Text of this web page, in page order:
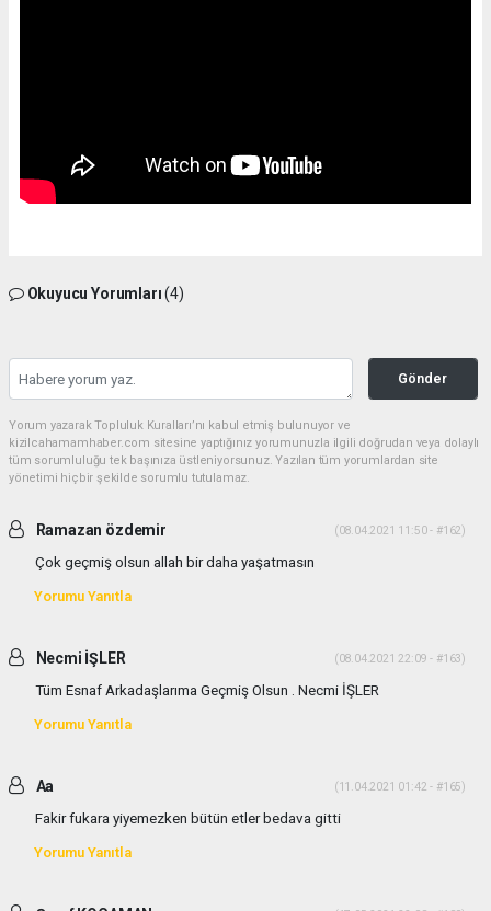
Okuyucu Yorumları(4)
Gönder
Yorum yazarak Topluluk Kuralları’nı kabul etmiş bulunuyor ve
kizilcahamamhaber.com sitesine yaptığınız yorumunuzla ilgili doğrudan veya dolaylı
tüm sorumluluğu tek başınıza üstleniyorsunuz. Yazılan tüm yorumlardan site
yönetimi hiçbir şekilde sorumlu tutulamaz.
Ramazan özdemir (08.04.2021 11:50 - #162)
Çok geçmiş olsun allah bir daha yaşatmasın
Yorumu Yanıtla
Necmi İŞLER (08.04.2021 22:09 - #163)
Tüm Esnaf Arkadaşlarıma Geçmiş Olsun . Necmi İŞLER
Yorumu Yanıtla
Aa (11.04.2021 01:42 - #165)
Fakir fukara yiyemezken bütün etler bedava gitti
Yorumu Yanıtla